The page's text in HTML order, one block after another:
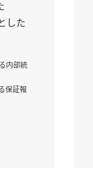
した
内部統
保証報